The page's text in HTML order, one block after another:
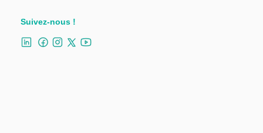
Suivez-nous !